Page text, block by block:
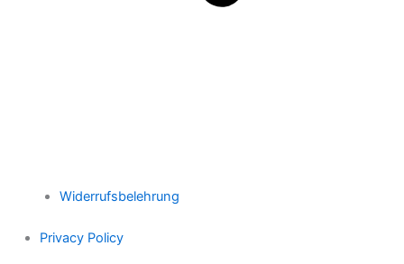
Widerrufsbelehrung
Privacy Policy